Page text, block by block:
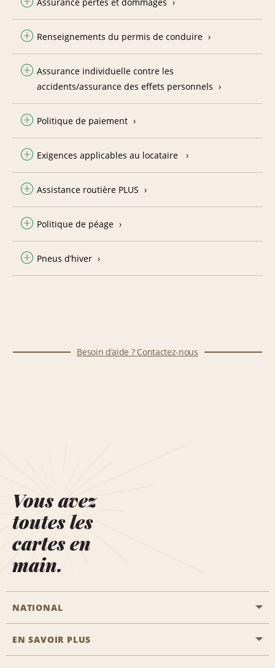
Renseignements du permis de conduire
Assurance individuelle contre les
accidents/assurance des effets personnels
Politique de paiement
Exigences applicables au locataire
Assistance routière PLUS
Politique de péage
Pneus d’hiver
Besoin d’aide ? Contactez-nous
Vous avez
toutes les
cartes en
main.
NATIONAL
Passer une réservation
EN SAVOIR PLUS